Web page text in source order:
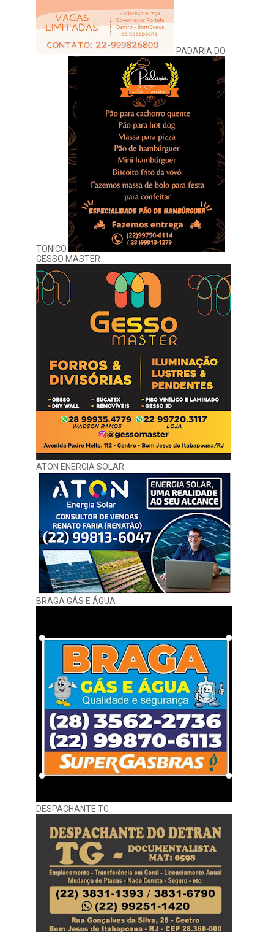
PADARIA DO
TONICO
GESSO MASTER
ATON ENERGIA SOLAR
BRAGA GÁS E ÁGUA
DESPACHANTE TG